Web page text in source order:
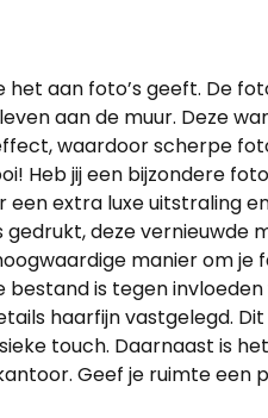
aan foto’s geeft. De
aan de muur. Deze
waardoor scherpe
Heb jij een bijzondere
extra luxe uitstraling
deze vernieuwde
manier om
is tegen
haarfijn vastgelegd.
touch. Daarnaast is
Geef je ruimte